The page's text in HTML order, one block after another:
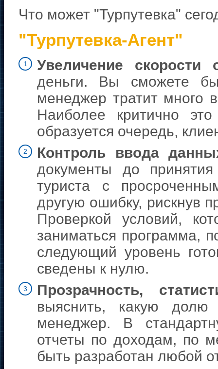
Что может "Турпутевка"
"Турпутевка-Агент"
1
Увеличение скорости
деньги. Вы сможете
менеджер тратит много
Наиболее критично
образуется очередь,
2
Контроль ввода
документы до
туриста с
другую ошибку, рискнув
Проверкой условий,
заниматься программа,
следующий уровень
сведены к нулю.
3
Прозрачность,
выяснить, какую
менеджер. В
отчеты по доходам, по
быть разработан любой